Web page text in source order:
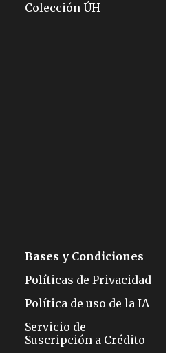
Colección ÚH
Bases y Condiciones
Políticas de Privacidad
Política de uso de la IA
Servicio de
Suscripción a Crédito